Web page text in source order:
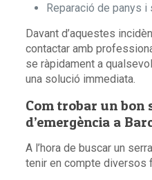
Reparació de panys
Davant d’aquestes
contactar amb
se ràpidament a
una solució immediata.
Com trobar un bon
d’emergència a
A l’hora de buscar un
tenir en compte diversos